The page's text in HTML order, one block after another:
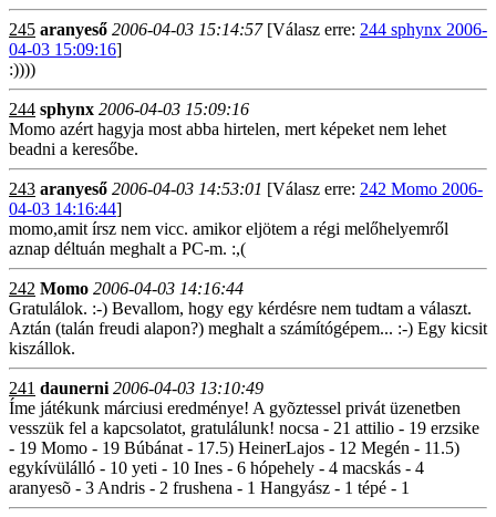
245 aranyeső 2006-04-03 15:14:57[Válasz erre: 244 sphynx 2006-
04-03 15:09:16]
:))))
244 sphynx 2006-04-03 15:09:16
Momo azért hagyja most abba hirtelen, mert képeket nem lehet
beadni a keresőbe.
243 aranyeső 2006-04-03 14:53:01 [Válasz erre: 242 Momo 2006-
04-03 14:16:44]
momo,amit írsz nem vicc. amikor eljötem a régi melőhelyemről
aznap déltuán meghalt a PC-m. :,(
242 Momo 2006-04-03 14:16:44
Gratulálok. :-) Bevallom, hogy egy kérdésre nem tudtam a választ.
Aztán (talán freudi alapon?) meghalt a számítógépem... :-) Egy kicsit
kiszállok.
241 daunerni 2006-04-03 13:10:49
Íme játékunk márciusi eredménye! A gyõztessel privát üzenetben
vesszük fel a kapcsolatot, gratulálunk! nocsa - 21 attilio - 19 erzsike
- 19 Momo - 19 Búbánat - 17.5) HeinerLajos - 12 Megén - 11.5)
egykívülálló - 10 yeti - 10 Ines - 6 hópehely - 4 macskás - 4
aranyesõ - 3 Andris - 2 frushena - 1 Hangyász - 1 tépé - 1